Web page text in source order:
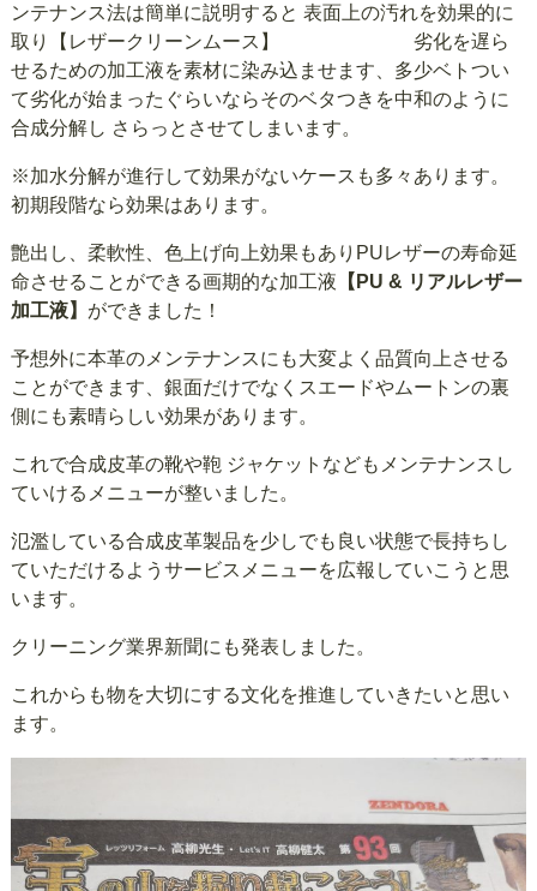
ンテナンス法は簡単に説明すると 表面上の汚れを効果的に
取り【レザークリーンムース】 劣化を遅ら
せるための加工液を素材に染み込ませます、多少ベトつい
て劣化が始まったぐらいならそのベタつきを中和のように
合成分解し さらっとさせてしまいます。
※加水分解が進行して効果がないケースも多々あります。
初期段階なら効果はあります。
艶出し、柔軟性、色上げ向上効果もありPUレザーの寿命延
命させることができる画期的な加工液 【PU & リアルレザー
加工液】 ができました！
予想外に本革のメンテナンスにも大変よく品質向上させる
ことができます、銀面だけでなくスエードやムートンの裏
側にも素晴らしい効果があります。
これで合成皮革の靴や鞄 ジャケットなどもメンテナンスし
ていけるメニューが整いました。
氾濫している合成皮革製品を少しでも良い状態で長持ちし
ていただけるようサービスメニューを広報していこうと思
います。
クリーニング業界新聞にも発表しました。
これからも物を大切にする文化を推進していきたいと思い
ます。